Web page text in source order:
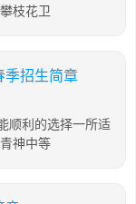
枝花卫
季招生简章
顺利的选择一所适
神中等